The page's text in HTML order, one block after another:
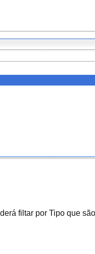
filtar por Tipo que